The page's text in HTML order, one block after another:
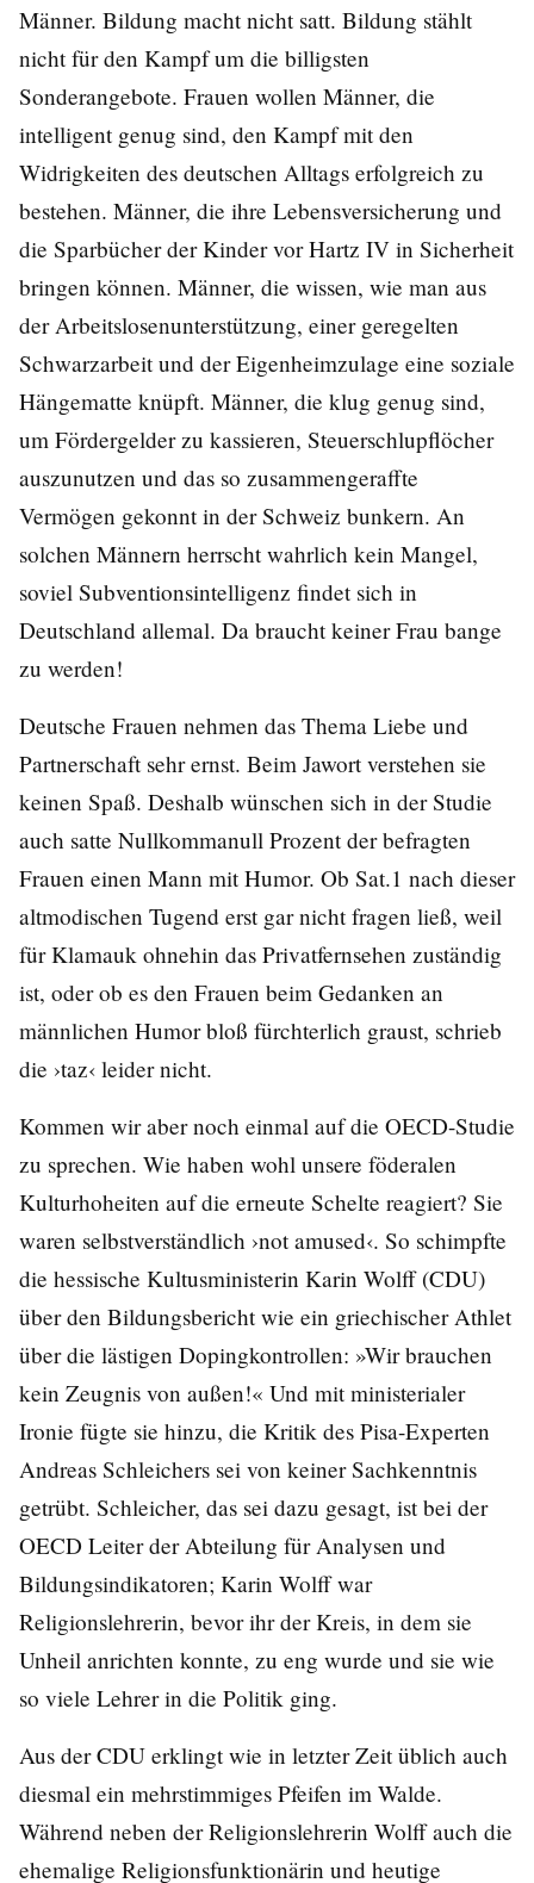
Männer. Bildung macht nicht satt. Bildung stählt
nicht für den Kampf um die billigsten
Sonderangebote. Frauen wollen Männer, die
intelligent genug sind, den Kampf mit den
Widrigkeiten des deutschen Alltags erfolgreich zu
bestehen. Männer, die ihre Lebensversicherung und
die Sparbücher der Kinder vor Hartz IV in Sicherheit
bringen können. Männer, die wissen, wie man aus
der Arbeitslosenunterstützung, einer geregelten
Schwarzarbeit und der Eigenheimzulage eine soziale
Hängematte knüpft. Männer, die klug genug sind,
um Fördergelder zu kassieren, Steuerschlupflöcher
auszunutzen und das so zusammengeraffte
Vermögen gekonnt in der Schweiz bunkern. An
solchen Männern herrscht wahrlich kein Mangel,
soviel Subventionsintelligenz findet sich in
Deutschland allemal. Da braucht keiner Frau bange
zu werden!
Deutsche Frauen nehmen das Thema Liebe und
Partnerschaft sehr ernst. Beim Jawort verstehen sie
keinen Spaß. Deshalb wünschen sich in der Studie
auch satte Nullkommanull Prozent der befragten
Frauen einen Mann mit Humor. Ob Sat.1 nach dieser
altmodischen Tugend erst gar nicht fragen ließ, weil
für Klamauk ohnehin das Privatfernsehen zuständig
ist, oder ob es den Frauen beim Gedanken an
männlichen Humor bloß fürchterlich graust, schrieb
die ›taz‹ leider nicht.
Kommen wir aber noch einmal auf die OECD-Studie
zu sprechen. Wie haben wohl unsere föderalen
Kulturhoheiten auf die erneute Schelte reagiert? Sie
waren selbstverständlich ›not amused‹. So schimpfte
die hessische Kultusministerin Karin Wolff (CDU)
über den Bildungsbericht wie ein griechischer Athlet
über die lästigen Dopingkontrollen: »Wir brauchen
kein Zeugnis von außen!« Und mit ministerialer
Ironie fügte sie hinzu, die Kritik des Pisa-Experten
Andreas Schleichers sei von keiner Sachkenntnis
getrübt. Schleicher, das sei dazu gesagt, ist bei der
OECD Leiter der Abteilung für Analysen und
Bildungsindikatoren; Karin Wolff war
Religionslehrerin, bevor ihr der Kreis, in dem sie
Unheil anrichten konnte, zu eng wurde und sie wie
so viele Lehrer in die Politik ging.
Aus der CDU erklingt wie in letzter Zeit üblich auch
diesmal ein mehrstimmiges Pfeifen im Walde.
Während neben der Religionslehrerin Wolff auch die
ehemalige Religionsfunktionärin und heutige